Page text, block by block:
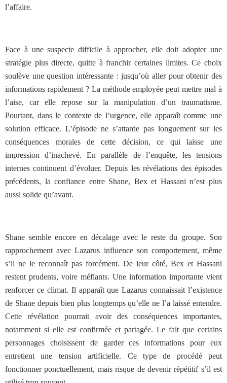
l’affaire.
Face à une suspecte difficile à approcher, elle doit adopter une
stratégie plus directe, quitte à franchir certaines limites. Ce choix
soulève une question intéressante : jusqu’où aller pour obtenir des
informations rapidement ? La méthode employée peut mettre mal à
l’aise, car elle repose sur la manipulation d’un traumatisme.
Pourtant, dans le contexte de l’urgence, elle apparaît comme une
solution efficace. L’épisode ne s’attarde pas longuement sur les
conséquences morales de cette décision, ce qui laisse une
impression d’inachevé. En parallèle de l’enquête, les tensions
internes continuent d’évoluer. Depuis les révélations des épisodes
précédents, la confiance entre Shane, Bex et Hassani n’est plus
aussi solide qu’avant.
Shane semble encore en décalage avec le reste du groupe. Son
rapprochement avec Lazarus influence son comportement, même
s’il ne le reconnaît pas forcément. De leur côté, Bex et Hassani
restent prudents, voire méfiants. Une information importante vient
renforcer ce climat. Il apparaît que Lazarus connaissait l’existence
de Shane depuis bien plus longtemps qu’elle ne l’a laissé entendre.
Cette révélation pourrait avoir des conséquences importantes,
notamment si elle est confirmée et partagée. Le fait que certains
personnages choisissent de garder ces informations pour eux
entretient une tension artificielle. Ce type de procédé peut
fonctionner ponctuellement, mais risque de devenir répétitif s’il est